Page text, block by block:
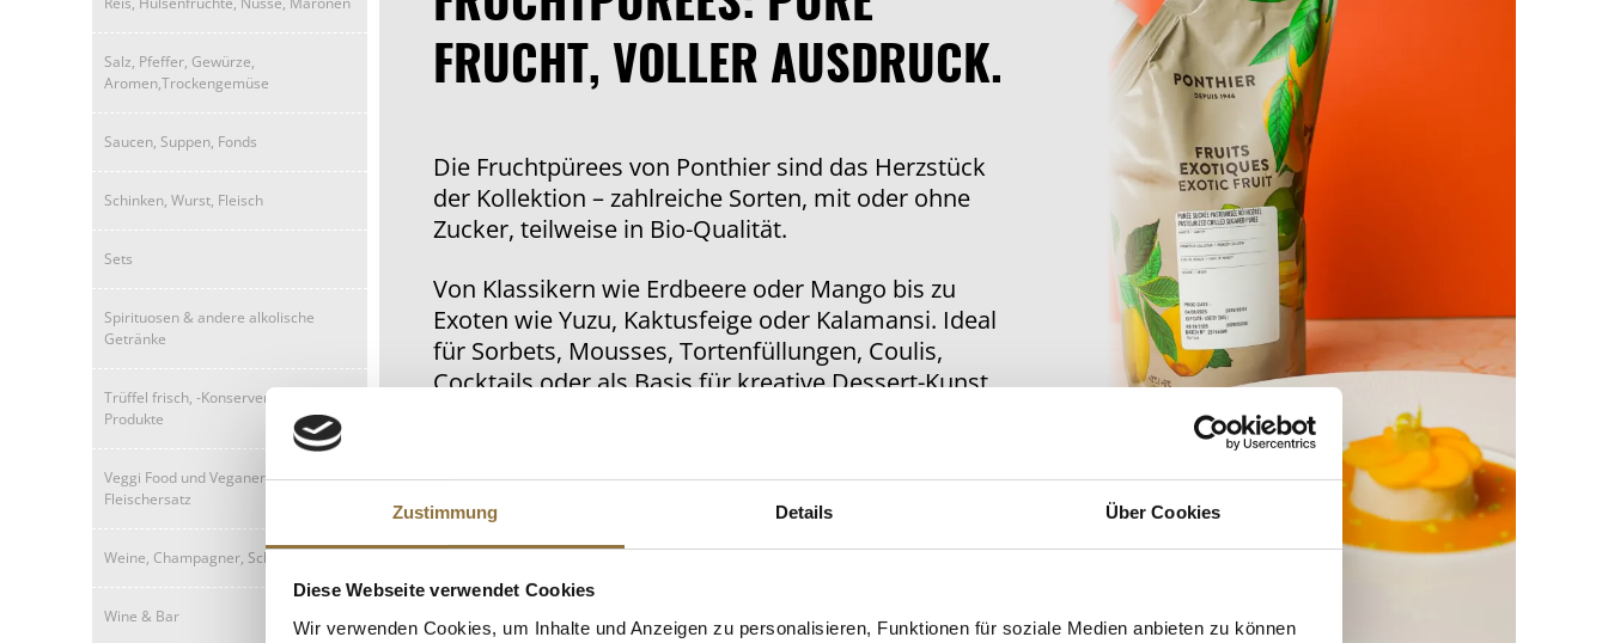
Zustimmung Details Über Cookies
Diese Webseite verwendet Cookies
Wir verwenden Cookies, um Inhalte und Anzeigen zu personalisieren, Funktionen für soziale Medien anbieten zu können
Salz, Pfeffer, Gewürze,
Aromen,Trockengemüse
Saucen, Suppen, Fonds
Schinken, Wurst, Fleisch
Sets
Spirituosen & andere alkolische
Getränke
Trüffel frisch, -Konserven, -Öle, -
Produkte
Veggi Food und Veganer
Fleischersatz
Weine, Champagner, Schaumweine
Wine & Bar
FRUCHT, VOLLER AUSDRUCK.
Die Fruchtpürees von Ponthier sind das Herzstück
der Kollektion – zahlreiche Sorten, mit oder ohne
Zucker, teilweise in Bio-Qualität.
Von Klassikern wie Erdbeere oder Mango bis zu
Exoten wie Yuzu, Kaktusfeige oder Kalamansi. Ideal
für Sorbets, Mousses, Tortenfüllungen, Coulis,
Cocktails oder als Basis für kreative Dessert-Kunst.
jederzeit einsatzbereit dank TK.